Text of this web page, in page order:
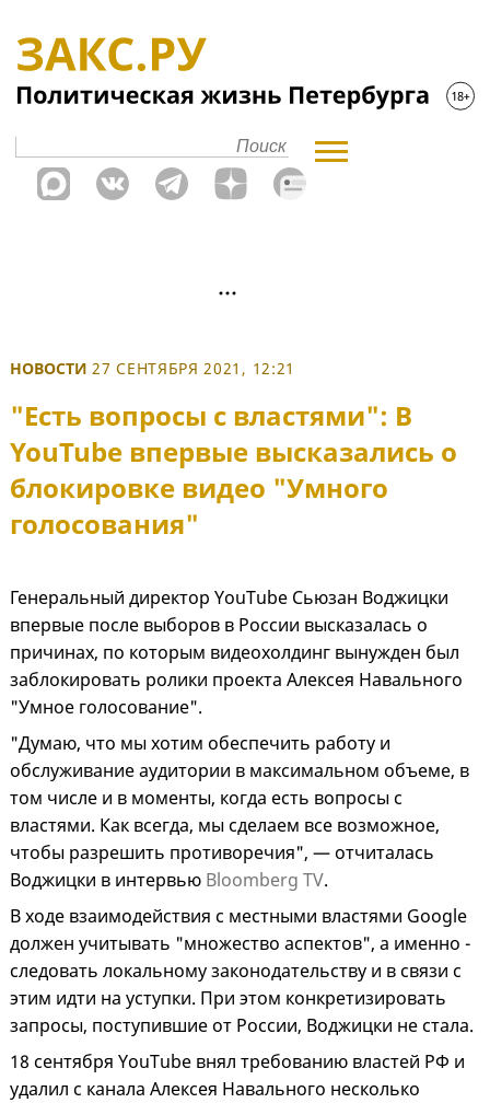
НОВОСТИ 27 СЕНТЯБРЯ 2021, 12:21
"Есть вопросы с властями": В
YouTube впервые высказались о
блокировке видео "Умного
голосования"
Генеральный директор YouTube Сьюзан Воджицки
впервые после выборов в России высказалась о
причинах, по которым видеохолдинг вынужден был
заблокировать ролики проекта Алексея Навального
"Умное голосование".
"Думаю, что мы хотим обеспечить работу и
обслуживание аудитории в максимальном объеме, в
том числе и в моменты, когда есть вопросы с
властями. Как всегда, мы сделаем все возможное,
чтобы разрешить противоречия", — отчиталась
Воджицки в интервью Bloomberg TV.
В ходе взаимодействия с местными властями Google
должен учитывать "множество аспектов", а именно -
следовать локальному законодательству и в связи с
этим идти на уступки. При этом конкретизировать
запросы, поступившие от России, Воджицки не стала.
18 сентября YouTube внял требованию властей РФ и
удалил с канала Алексея Навального несколько